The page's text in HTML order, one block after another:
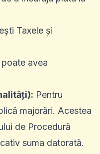
Taxele și
avea
Pentru
majorări. Acestea
de Procedură
suma datorată.